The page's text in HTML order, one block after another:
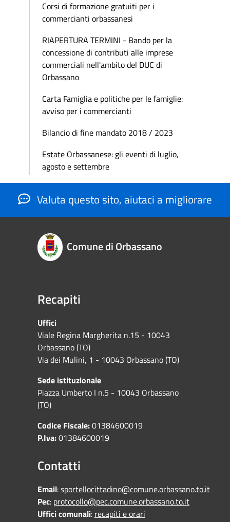
Corsi di formazione gratuiti per i
commercianti orbassanesi
RIAPERTURA TERMINI - Bando per la
concessione di contributi alle imprese
commerciali nell'ambito del DUC di
Orbassano
Carta Famiglia e politiche per le famiglie:
avviso per i commercianti
Bilancio di fine mandato 2018 / 2023
Estate Orbassanese: gli eventi di luglio,
agosto e settembre
Valuta questo sito, aiutaci a migliorare
Comune di Orbassano
Recapiti
Uffici
Viale Regina Margherita n.15 - 10043
Orbassano (TO)
Via dei Mulini, 1 - 10043 Orbassano (TO)
Sede istituzionale
Piazza Umberto I n.5 - 10043 Orbassano
(TO)
Codice Fiscale:01384600019
P.Iva:01384600019
Contatti
Email:sportellocittadino@comune.orbassano.to.it
Pec: protocollo@pec.comune.orbassano.to.it
Uffici comunali: recapiti e orari